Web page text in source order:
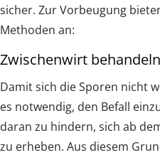
sicher. Zur Vorbeugung
Methoden an:
Zwischenwirt behandeln
Damit sich die Sporen nicht
es notwendig, den Befall
daran zu hindern, sich ab
zu erheben. Aus diesem